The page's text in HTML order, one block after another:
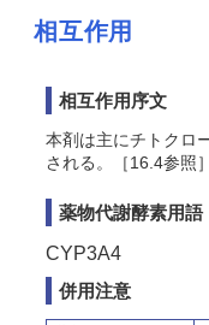
相互作用
相互作用序文
本剤は主にチトクロ
される。［16.4参照］
薬物代謝酵素用語
CYP3A4
併用注意